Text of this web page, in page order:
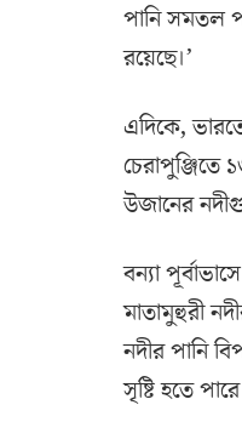
পানি সমতল
রয়েছে।’
এদিকে,
চেরাপুঞ্জিতে
উজানের
বন্যা
মাতামুহুরী
নদীর পানি
সৃষ্টি হতে